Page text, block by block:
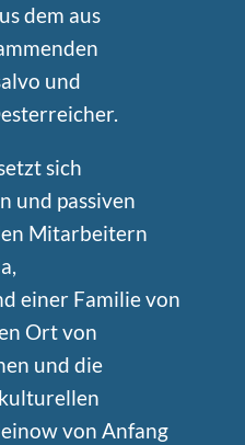
dem aus
und
sich
und passiven
Mitarbeitern
einer Familie von
Ort von
und die
von Anfang